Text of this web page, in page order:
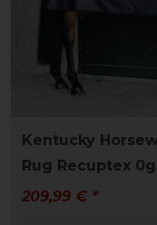
Kentucky
Rug Recuptex
209,99 € *